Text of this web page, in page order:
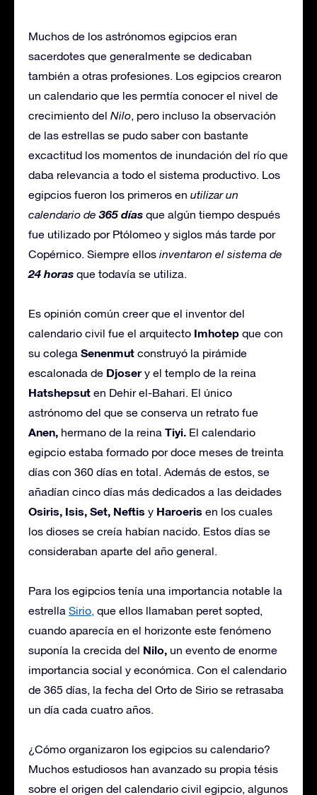
Muchos de los astrónomos egipcios eran
sacerdotes que generalmente se dedicaban
también a otras profesiones. Los egipcios crearon
un calendario que les permtía conocer el nivel de
crecimiento del Nilo, pero incluso la observación
de las estrellas se pudo saber con bastante
excactitud los momentos de inundación del río que
daba relevancia a todo el sistema productivo. Los
egipcios fueron los primeros en utilizar un
calendario de365 días que algún tiempo después
fue utilizado por Ptólomeo y siglos más tarde por
Copérnico. Siempre ellos inventaron el sistema de
24 horas que todavía se utiliza.
Es opinión común creer que el inventor del
calendario civil fue el arquitecto Imhotep que con
su colega Senenmut construyó la pirámide
escalonada de Djosery el templo de la reina
Hatshepsut en Dehir el-Bahari. El único
astrónomo del que se conserva un retrato fue
Anen, hermano de la reina Tiyi. El calendario
egipcio estaba formado por doce meses de treinta
días con 360 días en total. Además de estos, se
añadían cinco días más dedicados a las deidades
Osiris, Isis, Set, Neftis y Haroeris en los cuales
los dioses se creía habían nacido. Estos días se
consideraban aparte del año general.
Para los egipcios tenía una importancia notable la
estrella Sirio, que ellos llamaban peret sopted,
cuando aparecía en el horizonte este fenómeno
suponía la crecida del Nilo, un evento de enorme
importancia social y económica. Con el calendario
de 365 días, la fecha del Orto de Sirio se retrasaba
un día cada cuatro años.
¿Cómo organizaron los egipcios su calendario?
Muchos estudiosos han avanzado su propia tésis
sobre el origen del calendario civil egipcio, algunos